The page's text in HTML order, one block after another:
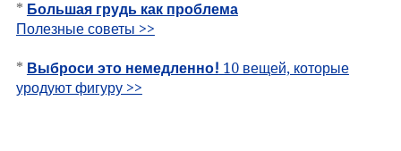
* Большая грудь как проблема
Полезные советы >>
* Выброси это немедленно! 10 вещей, которые
уродуют фигуру >>